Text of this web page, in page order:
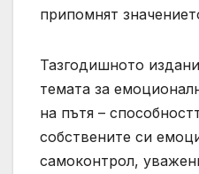
припомнят
Тазгодишното
темата за
на пътя –
собствените си
самоконтрол,